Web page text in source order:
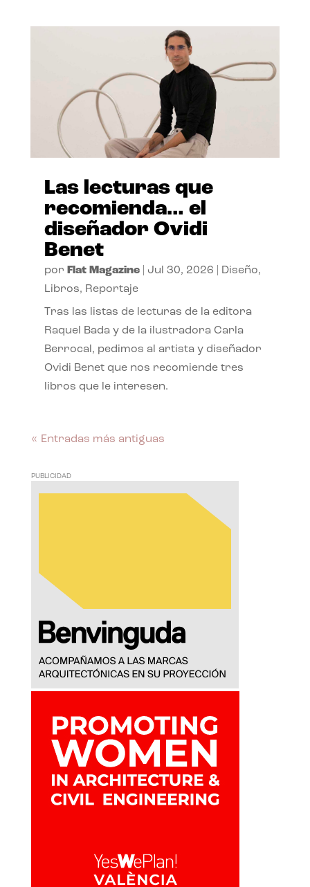
Las lecturas que
recomienda… el
diseñador Ovidi
Benet
por Flat Magazine| Jul 30, 2026 Diseño,
Libros, Reportaje
Tras las listas de lecturas de la editora
Raquel Bada y de la ilustradora Carla
Berrocal, pedimos al artista y diseñador
Ovidi Benet que nos recomiende tres
libros que le interesen.
« Entradas más antiguas
PUBLICIDAD